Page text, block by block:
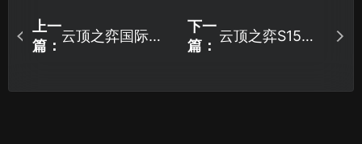
上一
篇：
云顶之弈国际服
法指南！
下一
篇：
云顶之弈S15进